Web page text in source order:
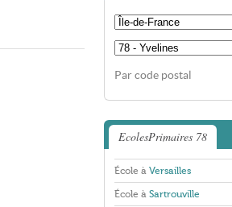
Par code postal
EcolesPrimaires 78
École à Versailles
École à Sartrouville